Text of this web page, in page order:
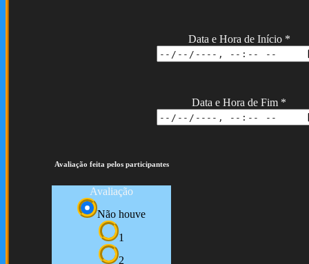
Data e Hora de Início *
Data e Hora de Fim *
Avaliação feita pelos participantes
Avaliação
Não houve
1
2